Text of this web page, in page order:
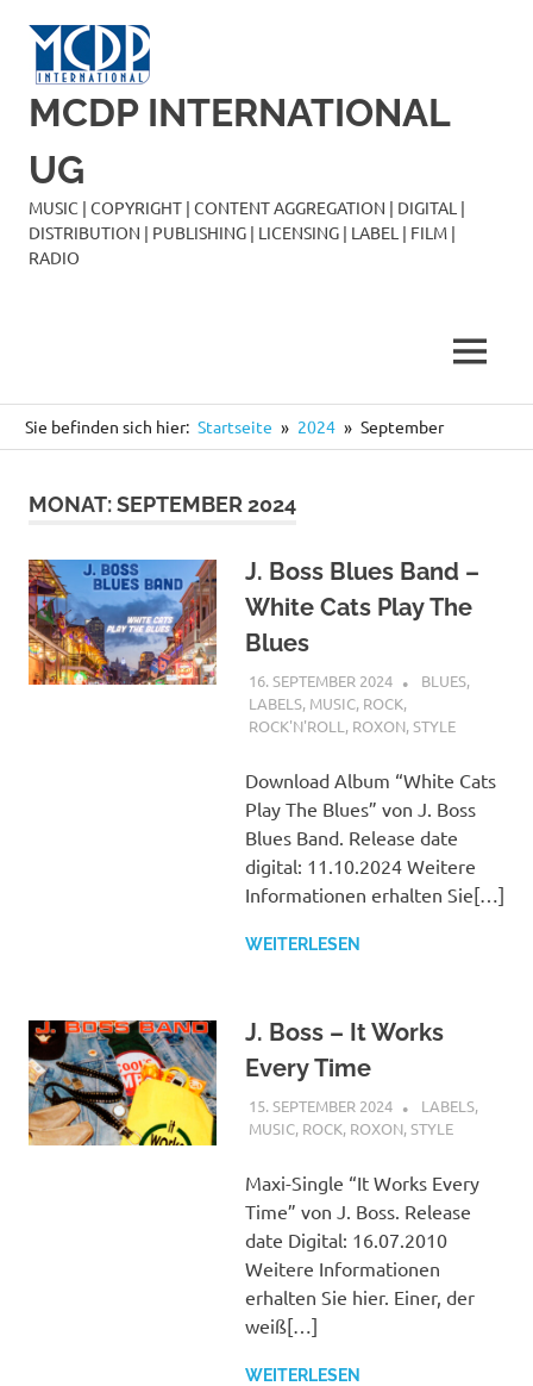
Inhalt
springen
MCDP INTERNATIONAL
UG
MUSIC | COPYRIGHT | CONTENT AGGREGATION | DIGITAL |
DISTRIBUTION | PUBLISHING | LICENSING | LABEL | FILM |
RADIO
MENÜ
Sie befinden sich hier: Startseite 2024 September
MONAT:SEPTEMBER 2024
J. Boss Blues Band –
White Cats Play The
Blues
16. SEPTEMBER 2024 STEFANBRAUN
BLUES,
LABELS, MUSIC, ROCK,
ROCK'N'ROLL , ROXON,STYLE
Download Album “White Cats
Play The Blues” von J. Boss
Blues Band. Release date
digital: 11.10.2024 Weitere
Informationen erhalten Sie[…]
WEITERLESEN
J. Boss – It Works
Every Time
15. SEPTEMBER 2024 STEFANBRAUN
LABELS,
MUSIC, ROCK, ROXON,STYLE
Maxi-Single “It Works Every
Time” von J. Boss. Release
date Digital: 16.07.2010
Weitere Informationen
erhalten Sie hier. Einer, der
weiß[…]
WEITERLESEN